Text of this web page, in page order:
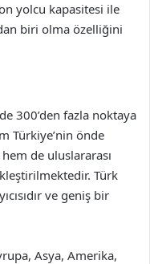
yolcu kapasitesi ile
biri olma özelliğini
300’den fazla noktaya
Türkiye’nin önde
de uluslararası
Türk
ve geniş bir
Asya, Amerika,